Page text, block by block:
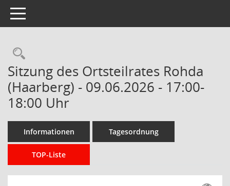
Toggle navigation
Rechercheauswahl
Sitzung des Ortsteilrates Rohda
(Haarberg) - 09.06.2026 - 17:00-
18:00 Uhr
Informationen Tagesordnung
TOP-Liste